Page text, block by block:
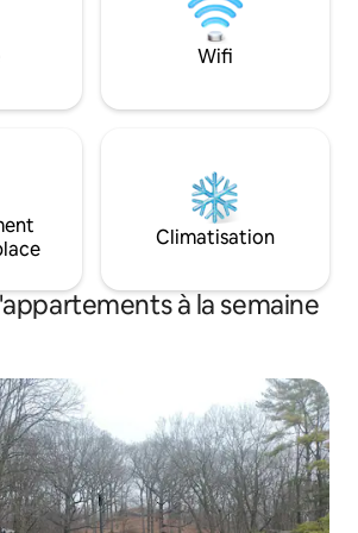
Vous n'êtes qu'à
l'Université
et de la Mackey
Wifi
Climatisation
à la semaine